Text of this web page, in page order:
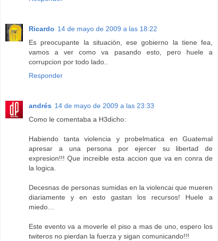
Ricardo 14 de mayo de 2009 a las 18:22
Es preocupante la situación, ese gobierno la tiene fea,
vamos a ver como va pasando esto, pero huele a
corrupcion por todo lado..
Responder
andrés 14 de mayo de 2009 a las 23:33
Como le comentaba a H3dicho:
Habiendo tanta violencia y probelmatica en Guatemal
apresar a una persona por ejercer su libertad de
expresion!!! Que increible esta accion que va en conra de
la logica.
Decesnas de personas sumidas en la violencai que mueren
diariamente y en esto gastan los recursos! Huele a
miedo…
Este evento va a moverle el piso a mas de uno, espero los
twiteros no pierdan la fuerza y sigan comunicando!!!